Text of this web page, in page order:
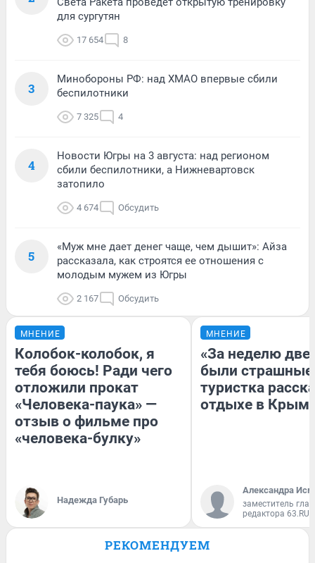
для сургутян
17 654 8
3
Минобороны РФ: над ХМАО впервые сбили
беспилотники
7 325 4
4
Новости Югры на 3 августа: над регионом
сбили беспилотники, а Нижневартовск
затопило
4 674 Обсудить
5
«Муж мне дает денег чаще, чем дышит»: Айза
рассказала, как строятся ее отношения с
молодым мужем из Югры
2 167 Обсудить
МНЕНИЕ
Колобок-колобок, я
тебя боюсь! Ради чего
отложили прокат
«Человека-паука» —
отзыв о фильме про
«человека-булку»
Надежда Губарь
МНЕНИЕ
«За неделю две
были
туристка
отдыхе в
Александра
заместитель
редактора 63.RU
РЕКОМЕНДУЕМ